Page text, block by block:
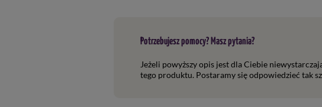
Potrzebujesz pomocy? Masz pytania?
Jeżeli powyższy opis jest dla Ciebie
tego produktu. Postaramy się odpowiedzieć tak